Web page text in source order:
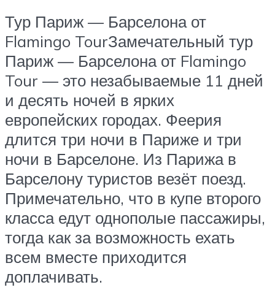
Тур Париж — Барселона от
Flamingo TourЗамечательный тур
Париж — Барселона от Flamingo
Tour — это незабываемые 11 дней
и десять ночей в ярких
европейских городах. Феерия
длится три ночи в Париже и три
ночи в Барселоне. Из Парижа в
Барселону туристов везёт поезд.
Примечательно, что в купе второго
класса едут однополые пассажиры,
тогда как за возможность ехать
всем вместе приходится
доплачивать.